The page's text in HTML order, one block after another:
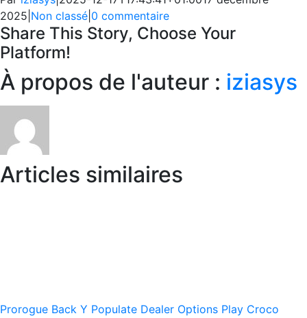
2025 Non classé 0 commentaire
Share This Story, Choose Your
Platform!
Facebook
X
Reddit
LinkedIn
WhatsApp
Telegram
Tumblr
Pinterest
Vk
Xing
Email
À propos de l'auteur : iziasys
Articles similaires
Prorogue Back Y Populate Dealer Options Play Croco